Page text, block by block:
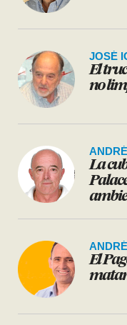
El
no
JOSÉ
La
El